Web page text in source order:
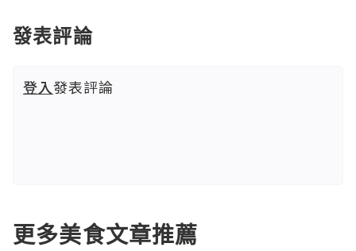
發表評論
登入發表評論
更多美食文章推薦